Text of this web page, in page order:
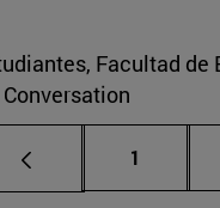
Facultad de
Página
1